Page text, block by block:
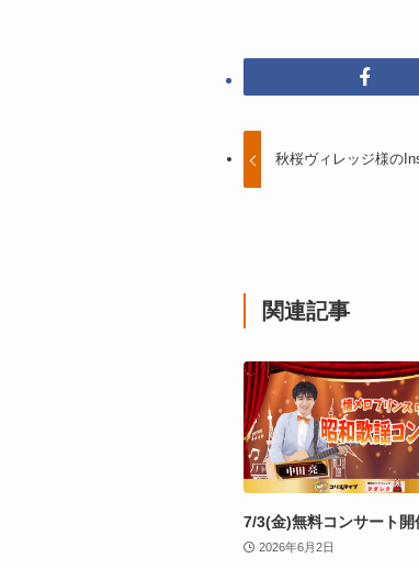
秋桜ヴィレッジ様の
関連記事
7/3(金)無料コンサート
2026年6月2日